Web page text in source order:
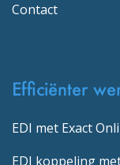
Contact
Efficiënter
EDI met Exact
EDI koppeling